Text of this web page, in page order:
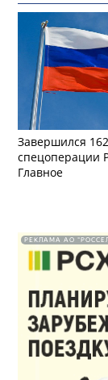
Завершился
спецоперации
Главное
РЕКЛАМА АО